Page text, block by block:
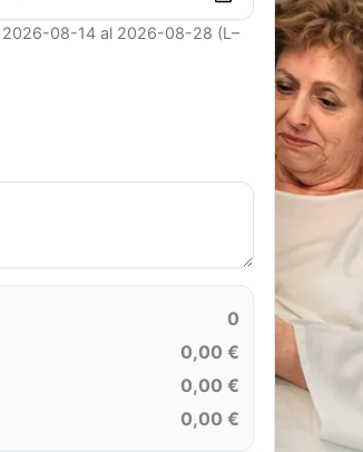
2026-08-14 al 2026-08-28 (L–
0
0,00 €
0,00 €
0,00 €